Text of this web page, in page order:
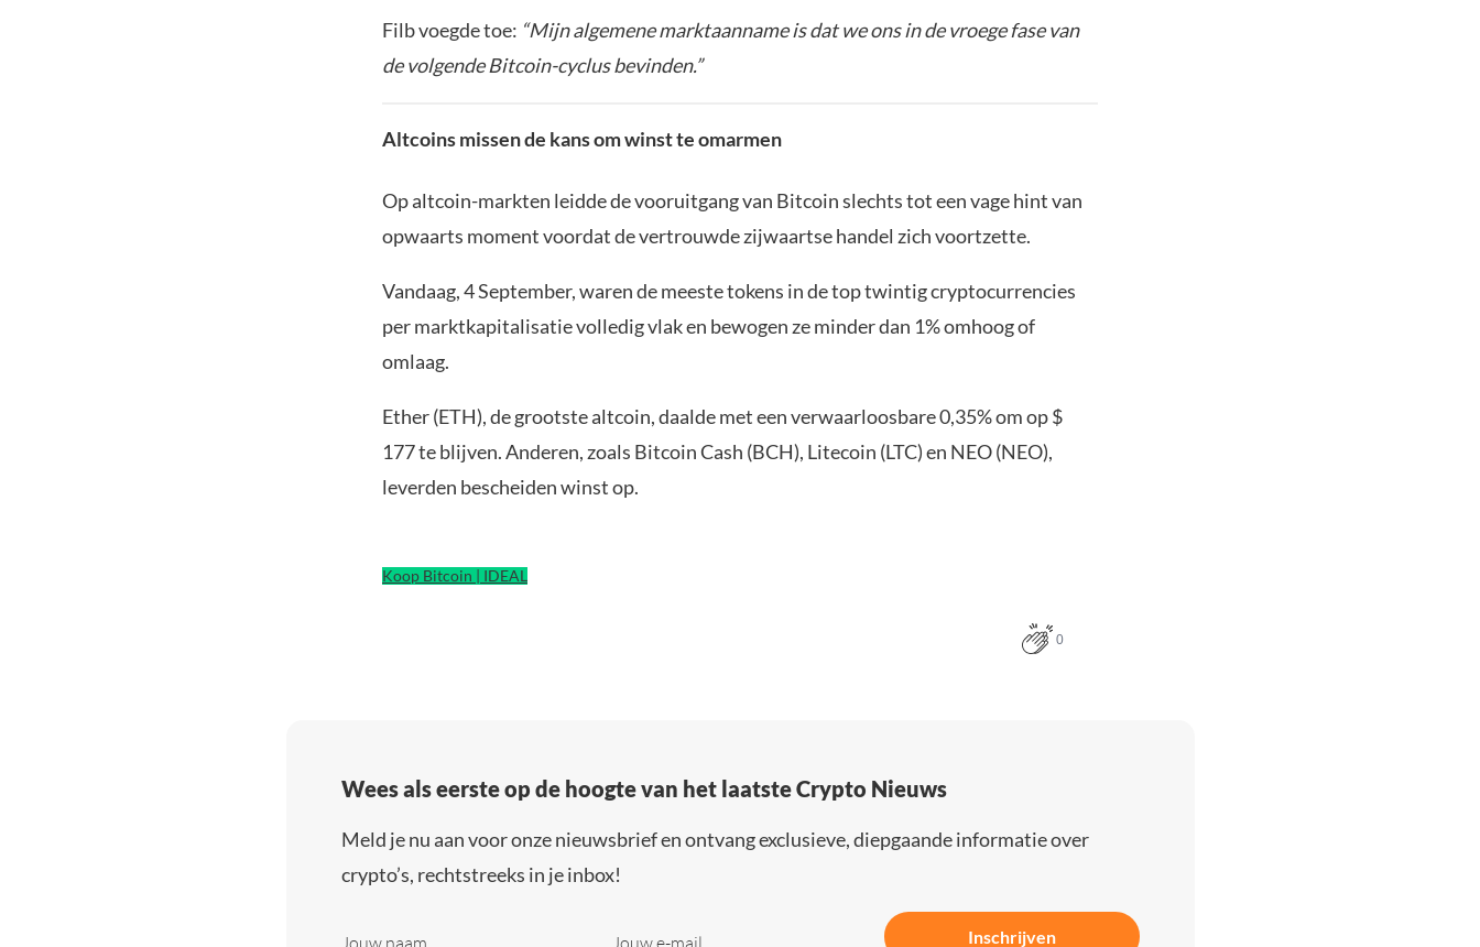
Filb voegde toe: “Mijn algemene marktaanname is dat we ons in de vroege fase van
de volgende Bitcoin-cyclus bevinden.”
Altcoins missen de kans om winst te omarmen
Op altcoin-markten leidde de vooruitgang van Bitcoin slechts tot een vage hint van
opwaarts moment voordat de vertrouwde zijwaartse handel zich voortzette.
Vandaag, 4 September, waren de meeste tokens in de top twintig cryptocurrencies
per marktkapitalisatie volledig vlak en bewogen ze minder dan 1% omhoog of
omlaag.
Ether (ETH), de grootste altcoin, daalde met een verwaarloosbare 0,35% om op $
177 te blijven. Anderen, zoals Bitcoin Cash (BCH), Litecoin (LTC) en NEO (NEO),
leverden bescheiden winst op.
Koop Bitcoin | IDEAL
0
Wees als eerste op de hoogte van het laatste Crypto Nieuws
Meld je nu aan voor onze nieuwsbrief en ontvang exclusieve, diepgaande informatie over
crypto’s, rechtstreeks in je inbox!
Jouw naam Jouw e-mail Inschrijven